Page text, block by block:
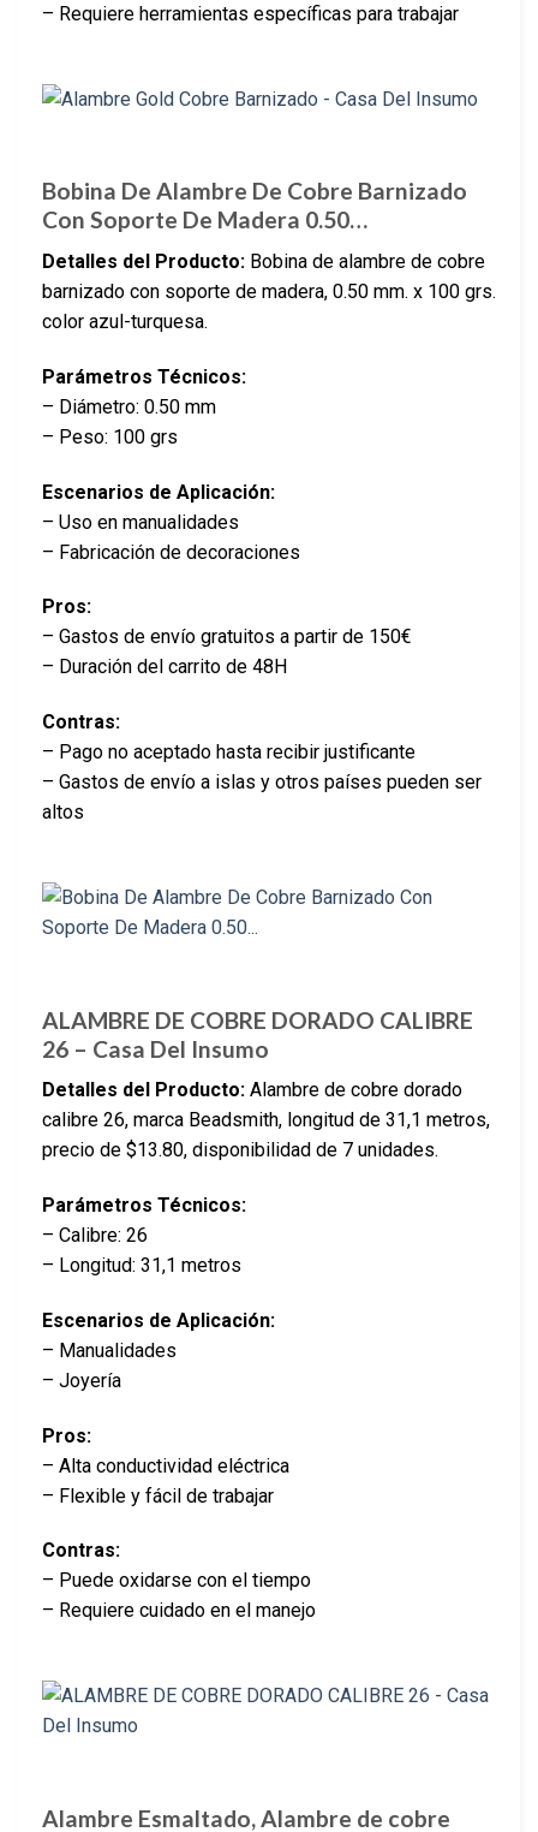
– Requiere herramientas específicas para trabajar
Bobina De Alambre De Cobre Barnizado
Con Soporte De Madera 0.50…
Detalles del Producto: Bobina de alambre de cobre
barnizado con soporte de madera, 0.50 mm. x 100 grs.
color azul-turquesa.
Parámetros Técnicos:
– Diámetro: 0.50 mm
– Peso: 100 grs
Escenarios de Aplicación:
– Uso en manualidades
– Fabricación de decoraciones
Pros:
– Gastos de envío gratuitos a partir de 150€
– Duración del carrito de 48H
Contras:
– Pago no aceptado hasta recibir justificante
– Gastos de envío a islas y otros países pueden ser
altos
ALAMBRE DE COBRE DORADO CALIBRE
26 – Casa Del Insumo
Detalles del Producto: Alambre de cobre dorado
calibre 26, marca Beadsmith, longitud de 31,1 metros,
precio de $13.80, disponibilidad de 7 unidades.
Parámetros Técnicos:
– Calibre: 26
– Longitud: 31,1 metros
Escenarios de Aplicación:
– Manualidades
– Joyería
Pros:
– Alta conductividad eléctrica
– Flexible y fácil de trabajar
Contras:
– Puede oxidarse con el tiempo
– Requiere cuidado en el manejo
Alambre Esmaltado, Alambre de cobre